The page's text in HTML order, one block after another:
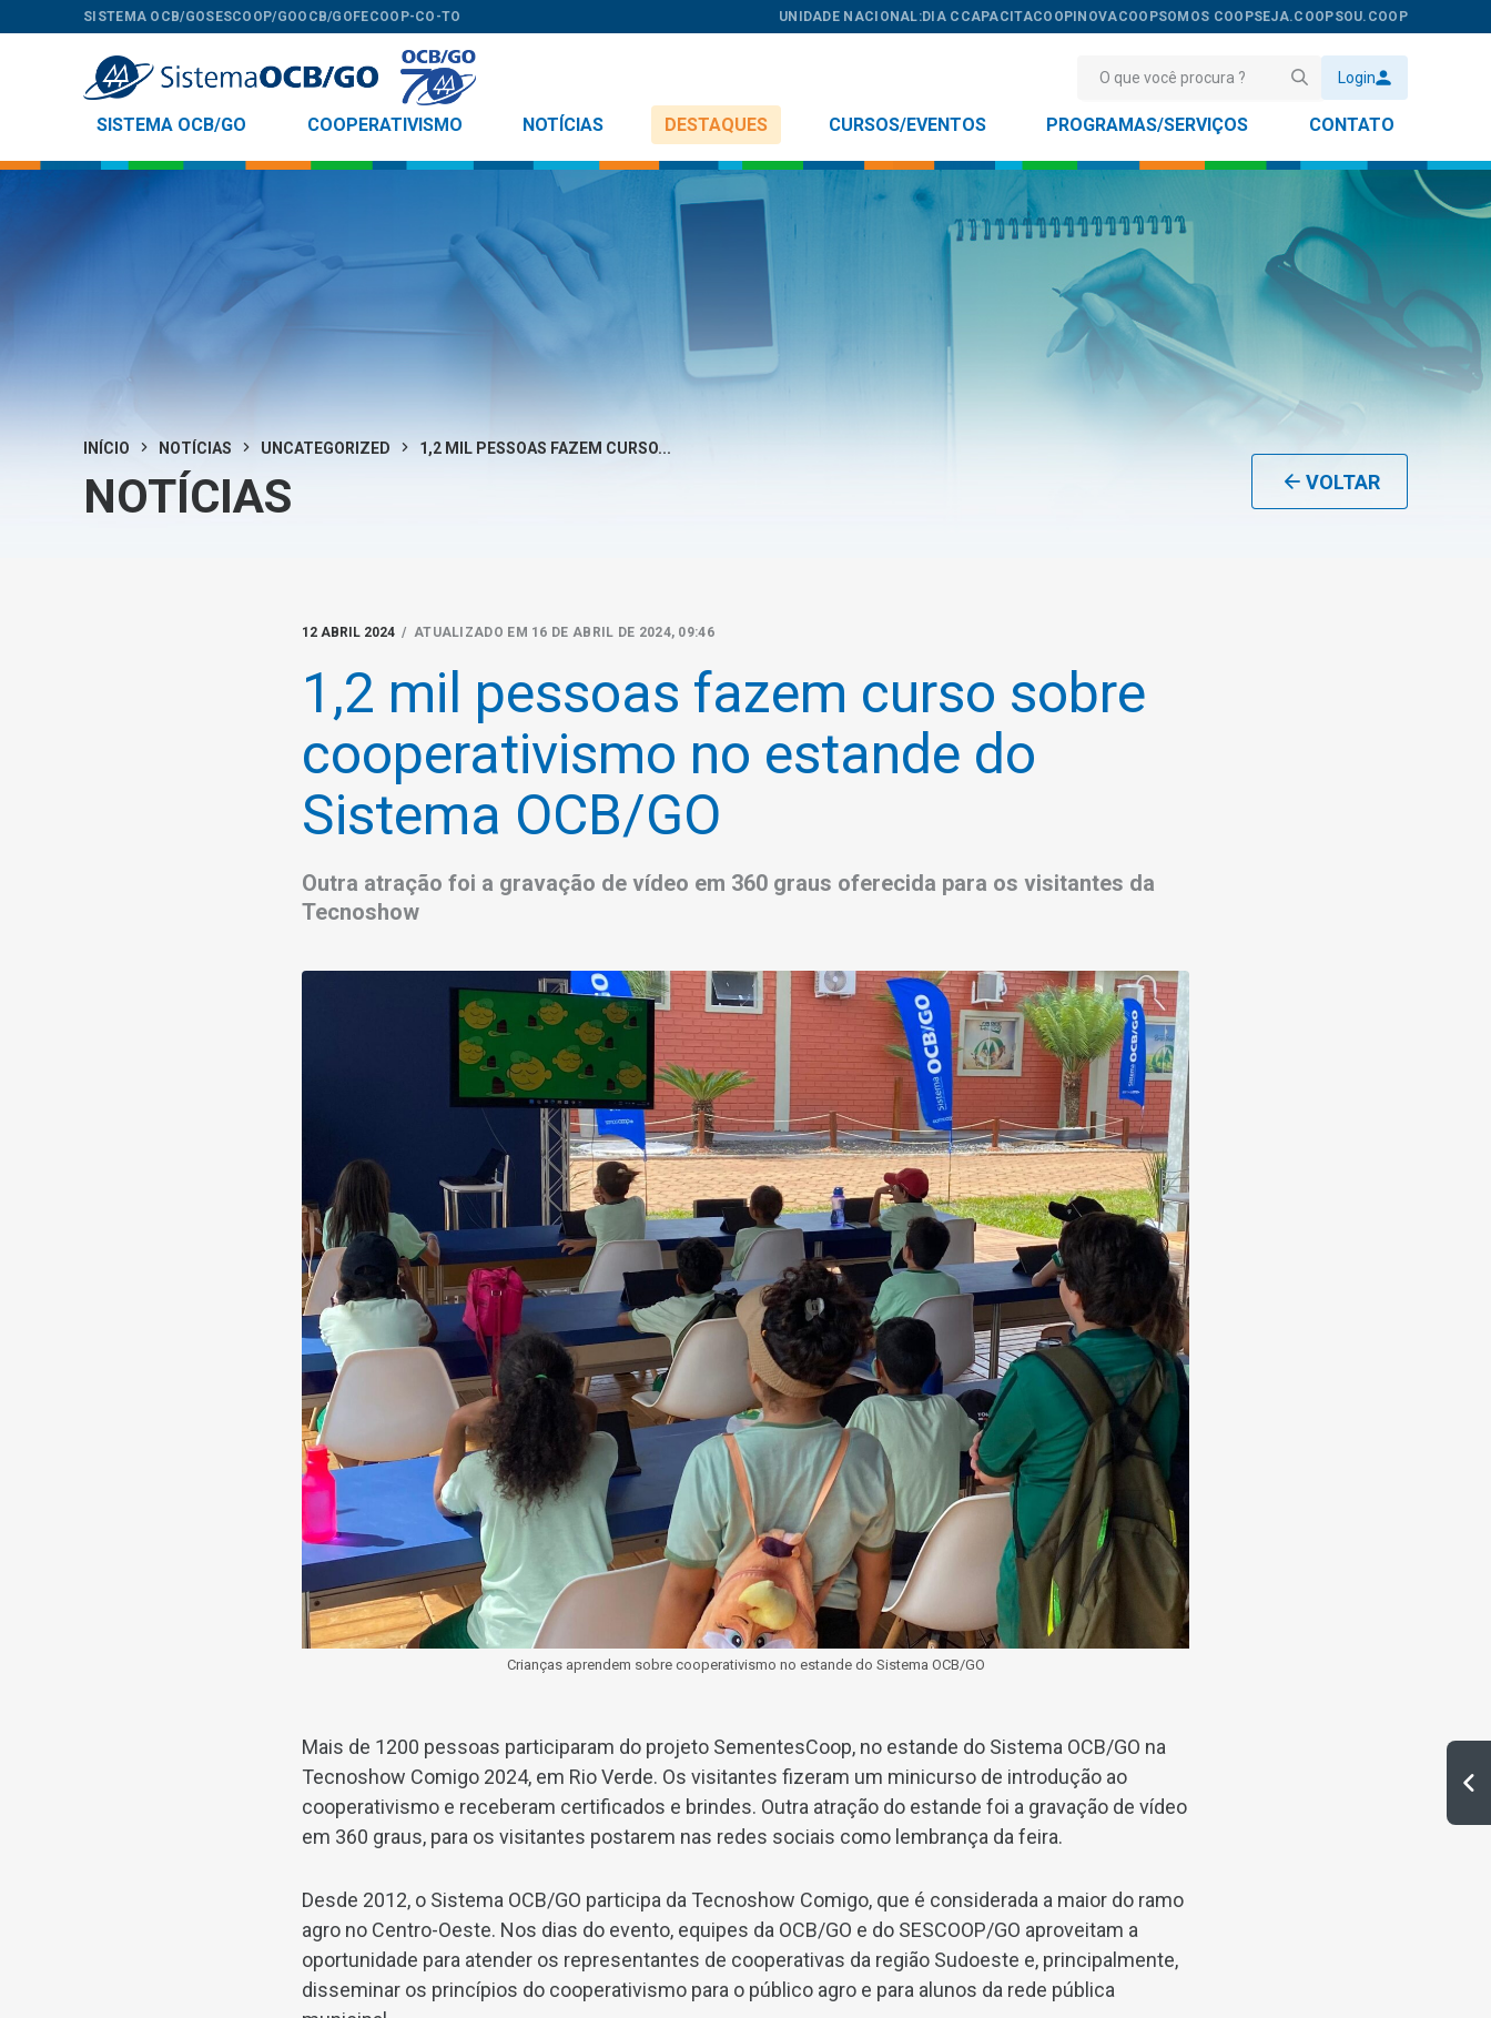
SISTEMA OCB/GOSESCOOP/GOOCB/GOFECOOP-CO-TO UNIDADE NACIONAL:DIA C CAPACITACOOPINOVACOOPSOMOS COOPSEJA.COOPSOU.COOP
Login
SISTEMA OCB/GO COOPERATIVISMO NOTÍCIAS DESTAQUES CURSOS/EVENTOS PROGRAMAS/SERVIÇOS CONTATO
INÍCIO NOTÍCIAS UNCATEGORIZED 1,2 MIL PESSOAS FAZEM CURSO...
NOTÍCIAS VOLTAR
12 ABRIL 2024 / ATUALIZADO EM 16 DE ABRIL DE 2024, 09:46
1,2 mil pessoas fazem curso sobre
cooperativismo no estande do
Sistema OCB/GO
Outra atração foi a gravação de vídeo em 360 graus oferecida para os visitantes da
Tecnoshow
Crianças aprendem sobre cooperativismo no estande do Sistema OCB/GO
Mais de 1200 pessoas participaram do projeto SementesCoop, no estande do Sistema OCB/GO na
Tecnoshow Comigo 2024, em Rio Verde. Os visitantes fizeram um minicurso de introdução ao
cooperativismo e receberam certificados e brindes. Outra atração do estande foi a gravação de vídeo
em 360 graus, para os visitantes postarem nas redes sociais como lembrança da feira.
Desde 2012, o Sistema OCB/GO participa da Tecnoshow Comigo, que é considerada a maior do ramo
agro no Centro-Oeste. Nos dias do evento, equipes da OCB/GO e do SESCOOP/GO aproveitam a
oportunidade para atender os representantes de cooperativas da região Sudoeste e, principalmente,
disseminar os princípios do cooperativismo para o público agro e para alunos da rede pública